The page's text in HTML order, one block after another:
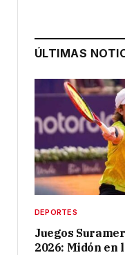
ÚLTIMAS
DEPORTES
Juegos
2026: Midón en